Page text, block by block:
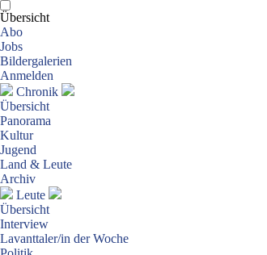
Übersicht
Abo
Jobs
Bildergalerien
Anmelden
Chronik
Übersicht
Panorama
Kultur
Jugend
Land & Leute
Archiv
Leute
Übersicht
Interview
Lavanttaler/in der Woche